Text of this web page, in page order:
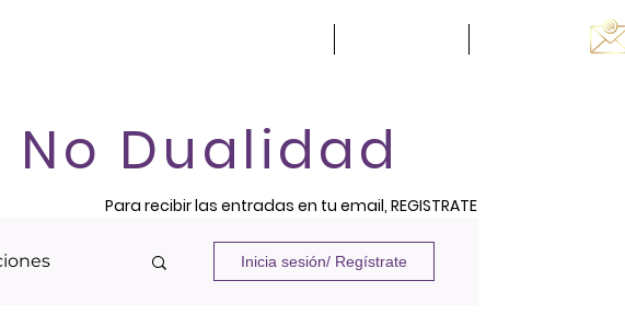
Dualidad
Para recibir las entradas en tu email, REGISTRATE
Inicia sesión/ Regístrate